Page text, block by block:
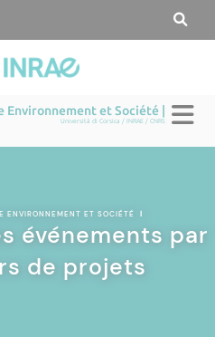
Environnement et Société |
Università di Corsica / INRAE / CNRS
ENVIRONNEMENT ET SOCIÉTÉ |
événements par
de projets